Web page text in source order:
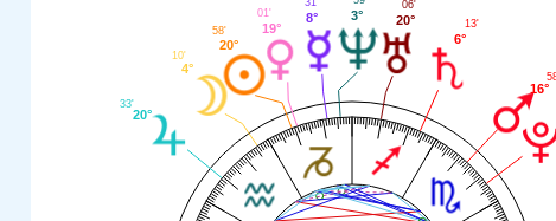
16°
6°
13'
20°
06'
3°
8°
19°
01'
20°
58'
4°
10'
20°
33'